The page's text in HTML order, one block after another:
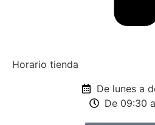
Horario tienda
De lunes a
De 09:30